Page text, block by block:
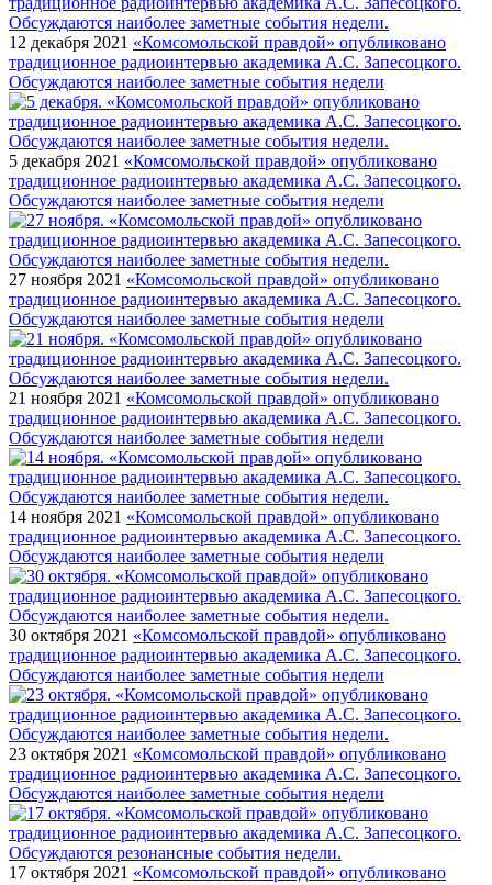
12 декабря 2021 «Комсомольской правдой» опубликовано
традиционное радиоинтервью академика А.С. Запесоцкого.
Обсуждаются наиболее заметные события недели
5 декабря 2021 «Комсомольской правдой» опубликовано
традиционное радиоинтервью академика А.С. Запесоцкого.
Обсуждаются наиболее заметные события недели
27 ноября 2021 «Комсомольской правдой» опубликовано
традиционное радиоинтервью академика А.С. Запесоцкого.
Обсуждаются наиболее заметные события недели
21 ноября 2021 «Комсомольской правдой» опубликовано
традиционное радиоинтервью академика А.С. Запесоцкого.
Обсуждаются наиболее заметные события недели
14 ноября 2021 «Комсомольской правдой» опубликовано
традиционное радиоинтервью академика А.С. Запесоцкого.
Обсуждаются наиболее заметные события недели
30 октября 2021 «Комсомольской правдой» опубликовано
традиционное радиоинтервью академика А.С. Запесоцкого.
Обсуждаются наиболее заметные события недели
23 октября 2021 «Комсомольской правдой» опубликовано
традиционное радиоинтервью академика А.С. Запесоцкого.
Обсуждаются наиболее заметные события недели
17 октября 2021 «Комсомольской правдой» опубликовано